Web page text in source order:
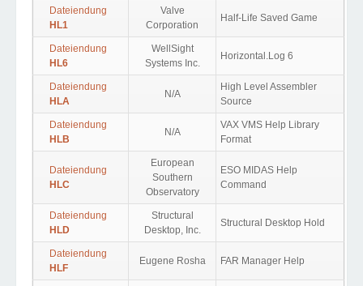
Dateiendung
HL1
Valve
Corporation
Half-Life Saved Game
Dateiendung
HL6
WellSight
Systems Inc.
Horizontal.Log 6
Dateiendung
HLA
N/A
High Level Assembler
Source
Dateiendung
HLB
N/A
VAX VMS Help Library
Format
Dateiendung
HLC
European
Southern
Observatory
ESO MIDAS Help
Command
Dateiendung
HLD
Structural
Desktop, Inc.
Structural Desktop Hold
Dateiendung
HLF
Eugene Rosha FAR Manager Help